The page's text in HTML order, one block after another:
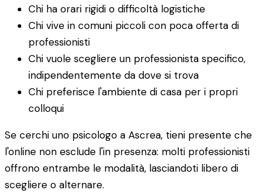
Chi ha orari rigidi o difficoltà logistiche
Chi vive in comuni piccoli con poca offerta di
professionisti
Chi vuole scegliere un professionista specifico,
indipendentemente da dove si trova
Chi preferisce l'ambiente di casa per i propri
colloqui
Se cerchi uno psicologo a Ascrea, tieni presente che
l'online non esclude l'in presenza: molti professionisti
offrono entrambe le modalità, lasciandoti libero di
scegliere o alternare.